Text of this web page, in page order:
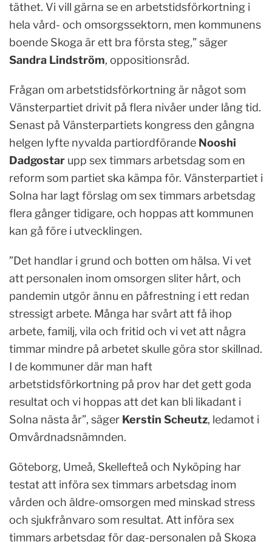
täthet. Vi vill gärna se en arbetstidsförkortning i
hela vård- och omsorgssektorn, men kommunens
boende Skoga är ett bra första steg,” säger
Sandra Lindström, oppositionsråd.
Frågan om arbetstidsförkortning är något som
Vänsterpartiet drivit på flera nivåer under lång tid.
Senast på Vänsterpartiets kongress den gångna
helgen lyfte nyvalda partiordförande Nooshi
Dadgostar upp sex timmars arbetsdag som en
reform som partiet ska kämpa för. Vänsterpartiet i
Solna har lagt förslag om sex timmars arbetsdag
flera gånger tidigare, och hoppas att kommunen
kan gå före i utvecklingen.
”Det handlar i grund och botten om hälsa. Vi vet
att personalen inom omsorgen sliter hårt, och
pandemin utgör ännu en påfrestning i ett redan
stressigt arbete. Många har svårt att få ihop
arbete, familj, vila och fritid och vi vet att några
timmar mindre på arbetet skulle göra stor skillnad.
I de kommuner där man haft
arbetstidsförkortning på prov har det gett goda
resultat och vi hoppas att det kan bli likadant i
Solna nästa år”, säger Kerstin Scheutz, ledamot i
Omvårdnadsnämnden.
Göteborg, Umeå, Skellefteå och Nyköping har
testat att införa sex timmars arbetsdag inom
vården och äldre-omsorgen med minskad stress
och sjukfrånvaro som resultat. Att införa sex
timmars arbetsdag för dag-personalen på Skoga